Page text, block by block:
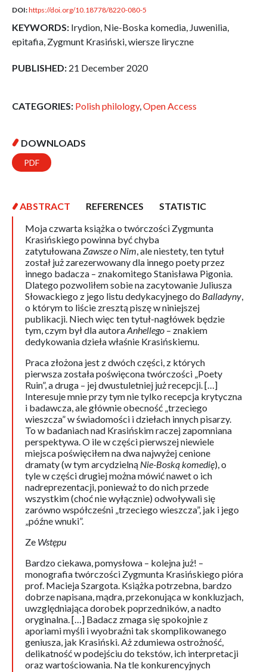
DOI:https://doi.org/10.18778/8220-080-5
KEYWORDS: Irydion, Nie-Boska komedia, Juwenilia,
epitafia, Zygmunt Krasiński, wiersze liryczne
PUBLISHED: 21 December 2020
CATEGORIES: Polish philology,Open Access
DOWNLOADS
PDF
ABSTRACT REFERENCES
STATISTIC
Moja czwarta książka o twórczości Zygmunta
Krasińskiego powinna być chyba
zatytułowanaZawsze o Nim, ale niestety, ten tytuł
został już zarezerwowany dla innego poety przez
innego badacza – znakomitego Stanisława Pigonia.
Dlatego pozwoliłem sobie na zacytowanie Juliusza
Słowackiego z jego listu dedykacyjnego do Balladyny,
o którym to liście zresztą piszę w niniejszej
publikacji. Niech więc ten tytuł-nagłówek będzie
tym, czym był dla autoraAnhellego – znakiem
dedykowania dzieła właśnie Krasińskiemu.
Praca złożona jest z dwóch części, z których
pierwsza została poświęcona twórczości „Poety
Ruin”, a druga – jej dwustuletniej już recepcji. […]
Interesuje mnie przy tym nie tylko recepcja krytyczna
i badawcza, ale głównie obecność „trzeciego
wieszcza” w świadomości i dziełach innych pisarzy.
To w badaniach nad Krasińskim raczej zapomniana
perspektywa. O ile w części pierwszej niewiele
miejsca poświęciłem na dwa najwyżej cenione
dramaty (w tym arcydzielną Nie-Boską komedię), o
tyle w części drugiej można mówić nawet o ich
nadreprezentacji, ponieważ to do nich przede
wszystkim (choć nie wyłącznie) odwoływali się
zarówno współcześni „trzeciego wieszcza”, jak i jego
„późne wnuki”.
Ze Wstępu
Bardzo ciekawa, pomysłowa – kolejna już! –
monografia twórczości Zygmunta Krasińskiego pióra
prof. Macieja Szargota. Książka potrzebna, bardzo
dobrze napisana, mądra, przekonująca w konkluzjach,
uwzględniająca dorobek poprzedników, a nadto
oryginalna. […] Badacz zmaga się spokojnie z
aporiami myśli i wyobraźni tak skomplikowanego
geniusza, jak Krasiński. Aż zdumiewa ostrożność,
delikatność w podejściu do tekstów, ich interpretacji
oraz wartościowania. Na tle konkurencyjnych